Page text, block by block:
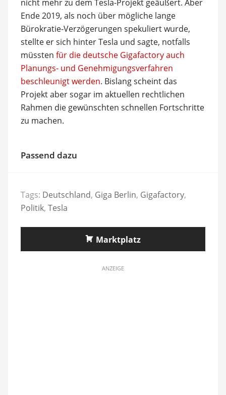
nicht mehr zu dem Tesla-Projekt geäußert. Aber
Ende 2019, als noch über mögliche lange
Bürokratie-Verzögerungen spekuliert wurde,
stellte er sich hinter Tesla und sagte, notfalls
müssten für die deutsche Gigafactory auch
Planungs- und Genehmigungsverfahren
beschleunigt werden. Bislang scheint das
Projekt aber sogar im aktuellen rechtlichen
Rahmen die gewünschten schnellen Fortschritte
zu machen.
Passend dazu
Tags: Deutschland, Giga Berlin, Gigafactory,
Politik, Tesla
Marktplatz
ANZEIGE